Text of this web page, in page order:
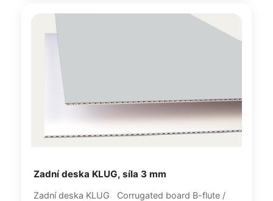
Zadní deska KLUG, síla 3 mm
Zadní deska KLUG Corrugated board B-flute /